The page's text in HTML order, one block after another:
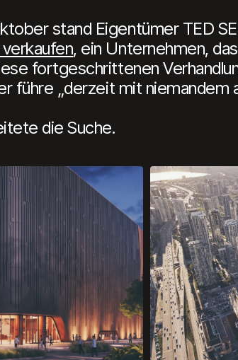
stand Eigentümer TED
, ein Unternehmen,
fortgeschrittenen
führe „derzeit mit niemandem
die Suche.